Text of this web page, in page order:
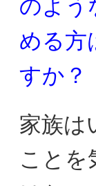
のよう
める方
すか？
家族は
ことを